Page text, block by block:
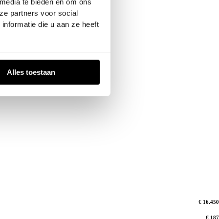
te bieden en om ons
partners voor social
die u aan ze heeft
Alles toestaan
€ 16.450
€ 187